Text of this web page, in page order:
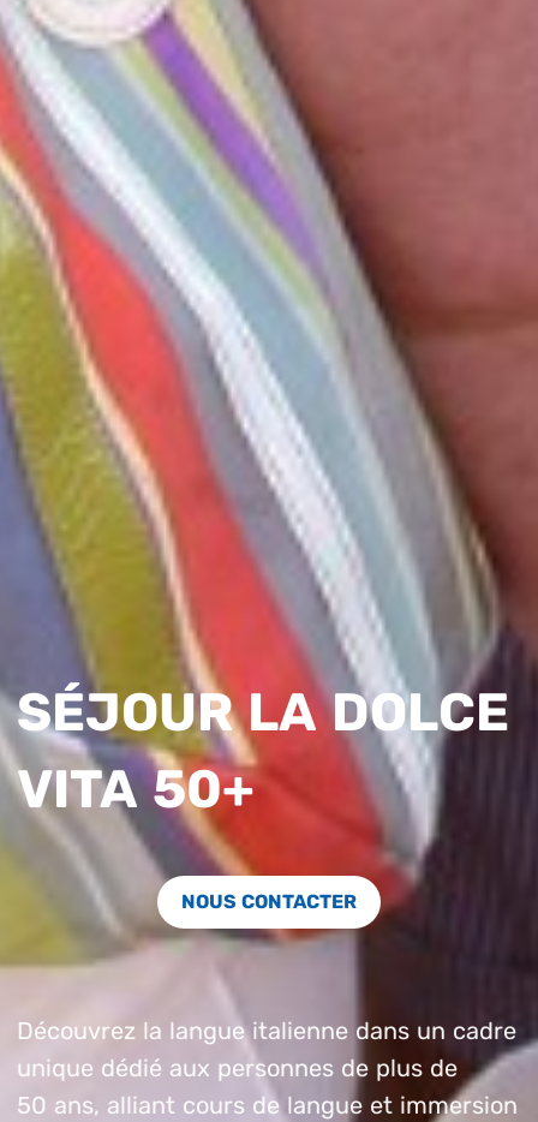
SÉJOUR LA DOLCE
VITA 50+
NOUS CONTACTER
Découvrez la langue italienne dans un cadre
unique dédié aux personnes de plus de
50 ans, alliant cours de langue et immersion